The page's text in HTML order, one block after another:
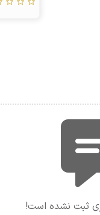
ثبت نشده است!